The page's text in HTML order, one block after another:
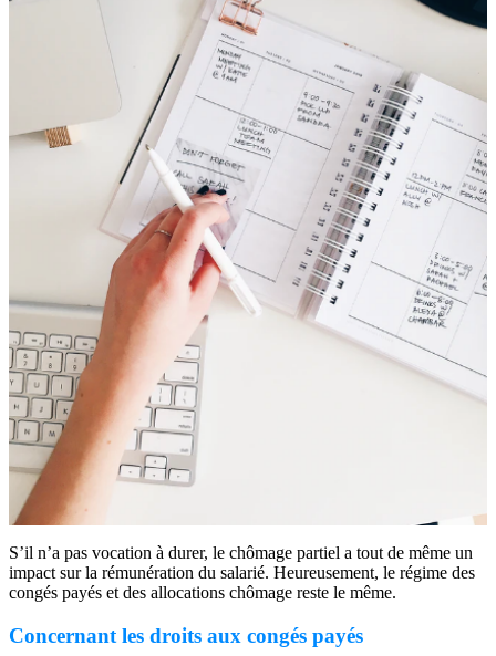
S’il n’a pas vocation à durer, le chômage partiel a tout de même un
impact sur la rémunération du salarié. Heureusement, le régime des
congés payés et des allocations chômage reste le même.
Concernant les droits aux congés payés